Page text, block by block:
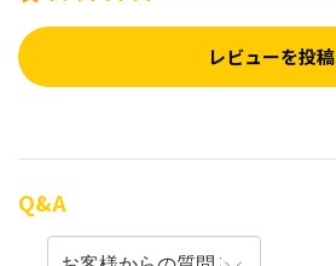
レビューを投稿
Q&A